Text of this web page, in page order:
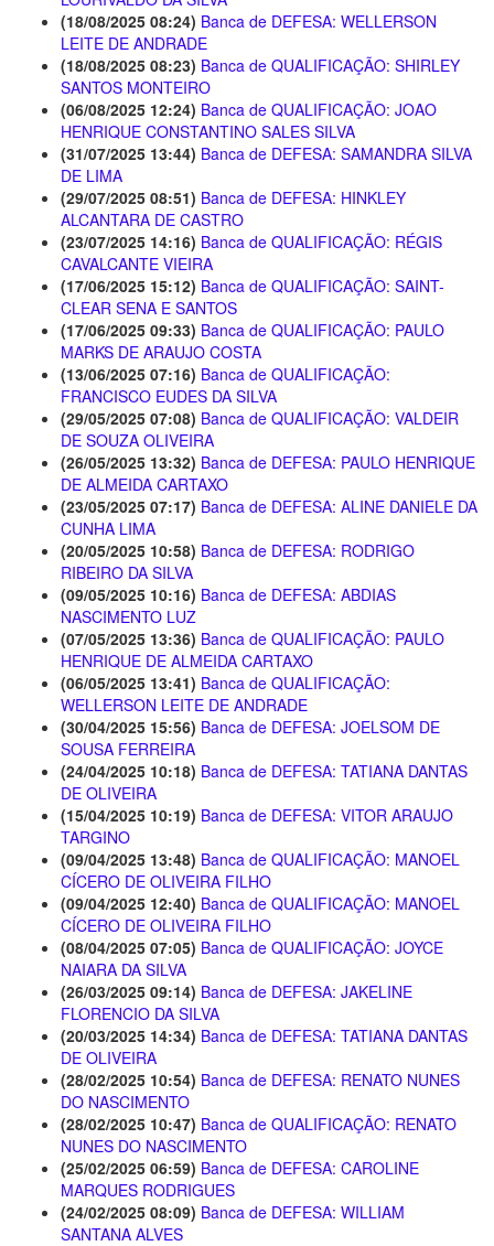
(18/08/2025 08:24) Banca de DEFESA: WELLERSON
LEITE DE ANDRADE
(18/08/2025 08:23) Banca de QUALIFICAÇÃO: SHIRLEY
SANTOS MONTEIRO
(06/08/2025 12:24) Banca de QUALIFICAÇÃO: JOAO
HENRIQUE CONSTANTINO SALES SILVA
(31/07/2025 13:44) Banca de DEFESA: SAMANDRA SILVA
DE LIMA
(29/07/2025 08:51) Banca de DEFESA: HINKLEY
ALCANTARA DE CASTRO
(23/07/2025 14:16) Banca de QUALIFICAÇÃO: RÉGIS
CAVALCANTE VIEIRA
(17/06/2025 15:12) Banca de QUALIFICAÇÃO: SAINT-
CLEAR SENA E SANTOS
(17/06/2025 09:33) Banca de QUALIFICAÇÃO: PAULO
MARKS DE ARAUJO COSTA
(13/06/2025 07:16) Banca de QUALIFICAÇÃO:
FRANCISCO EUDES DA SILVA
(29/05/2025 07:08) Banca de QUALIFICAÇÃO: VALDEIR
DE SOUZA OLIVEIRA
(26/05/2025 13:32) Banca de DEFESA: PAULO HENRIQUE
DE ALMEIDA CARTAXO
(23/05/2025 07:17) Banca de DEFESA: ALINE DANIELE DA
CUNHA LIMA
(20/05/2025 10:58) Banca de DEFESA: RODRIGO
RIBEIRO DA SILVA
(09/05/2025 10:16) Banca de DEFESA: ABDIAS
NASCIMENTO LUZ
(07/05/2025 13:36) Banca de QUALIFICAÇÃO: PAULO
HENRIQUE DE ALMEIDA CARTAXO
(06/05/2025 13:41) Banca de QUALIFICAÇÃO:
WELLERSON LEITE DE ANDRADE
(30/04/2025 15:56) Banca de DEFESA: JOELSOM DE
SOUSA FERREIRA
(24/04/2025 10:18) Banca de DEFESA: TATIANA DANTAS
DE OLIVEIRA
(15/04/2025 10:19) Banca de DEFESA: VITOR ARAUJO
TARGINO
(09/04/2025 13:48) Banca de QUALIFICAÇÃO: MANOEL
CÍCERO DE OLIVEIRA FILHO
(09/04/2025 12:40) Banca de QUALIFICAÇÃO: MANOEL
CÍCERO DE OLIVEIRA FILHO
(08/04/2025 07:05) Banca de QUALIFICAÇÃO: JOYCE
NAIARA DA SILVA
(26/03/2025 09:14) Banca de DEFESA: JAKELINE
FLORENCIO DA SILVA
(20/03/2025 14:34) Banca de DEFESA: TATIANA DANTAS
DE OLIVEIRA
(28/02/2025 10:54) Banca de DEFESA: RENATO NUNES
DO NASCIMENTO
(28/02/2025 10:47) Banca de QUALIFICAÇÃO: RENATO
NUNES DO NASCIMENTO
(25/02/2025 06:59) Banca de DEFESA: CAROLINE
MARQUES RODRIGUES
(24/02/2025 08:09) Banca de DEFESA: WILLIAM
SANTANA ALVES